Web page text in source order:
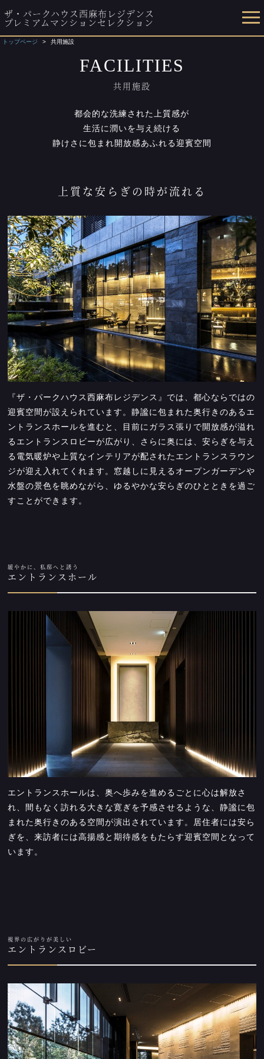
ザ・パークハウス西麻布レジデンス
プレミアムマンションセレクション
トップページ 共用施設
FACILITIES
共用施設
都会的な洗練された上質感が
生活に潤いを与え続ける
静けさに包まれ開放感あふれる迎賓空間
上質な安らぎの時が流れる
『ザ・パークハウス西麻布レジデンス』では、都心ならではの
迎賓空間が設えられています。静謐に包まれた奥行きのあるエ
ントランスホールを進むと、目前にガラス張りで開放感が溢れ
るエントランスロビーが広がり、さらに奥には、安らぎを与え
る電気暖炉や上質なインテリアが配されたエントランスラウン
ジが迎え入れてくれます。窓越しに見えるオープンガーデンや
水盤の景色を眺めながら、ゆるやかな安らぎのひとときを過ご
すことができます。
緩やかに、私邸へと誘う
エントランスホール
エントランスホールは、奥へ歩みを進めるごとに心は解放さ
れ、間もなく訪れる大きな寛ぎを予感させるような、静謐に包
まれた奥行きのある空間が演出されています。居住者には安ら
ぎを、来訪者には高揚感と期待感をもたらす迎賓空間となって
います。
視界の広がりが美しい
エントランスロビー